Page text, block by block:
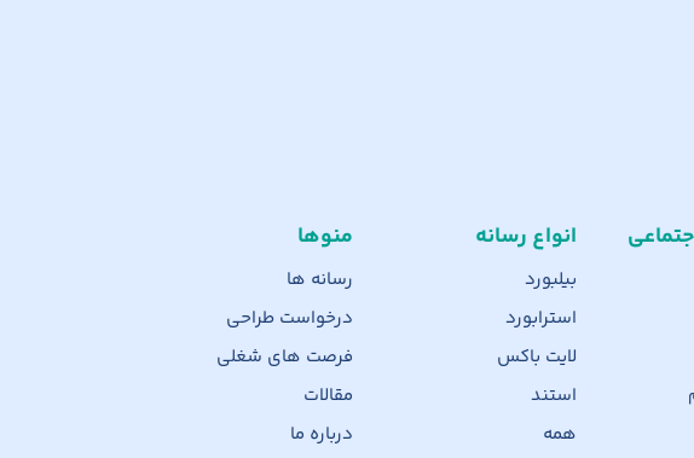
منوها
رسانه ها
درخواست طراحی
فرصت های شغلی
مقالات
درباره ما
انواع رسانه
بیلبورد
استرابورد
لایت باکس
استند
همه